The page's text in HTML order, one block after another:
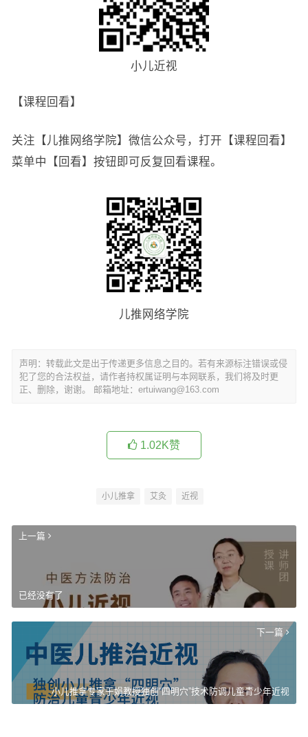
小儿近视
【课程回看】
关注【儿推网络学院】微信公众号，打开【课程回看】
菜单中【回看】按钮即可反复回看课程。
儿推网络学院
声明：转载此文是出于传递更多信息之目的。若有来源标注错误或侵
犯了您的合法权益，请作者持权属证明与本网联系，我们将及时更
正、删除，谢谢。 邮箱地址：ertuiwang@163.com
1.02K赞
小儿推拿 艾灸 近视
上一篇
已经没有了
下一篇
小儿推拿专家于娟教授独创“四明穴”技术防调儿童青少年近视